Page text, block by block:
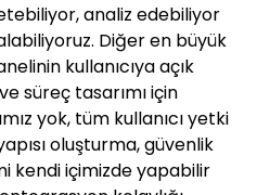
analiz edebiliyor
Diğer en büyük
kullanıcıya açık
süreç tasarımı için
yok, tüm kullanıcı yetki
oluşturma, güvenlik
kendi içimizde yapabilir